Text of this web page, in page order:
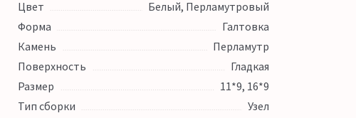
Цвет
Белый, Перламутровый
Форма
Галтовка
Камень
Перламутр
Поверхность
Гладкая
Размер
11*9, 16*9
Тип сборки
Узел